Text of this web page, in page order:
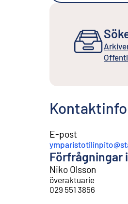
E-post
Förfrågningar
Niko Olsson
överaktuarie
029 551 3856